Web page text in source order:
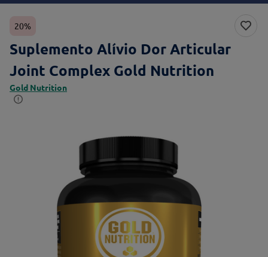
20%
Suplemento Alívio Dor Articular
Joint Complex Gold Nutrition
Gold Nutrition